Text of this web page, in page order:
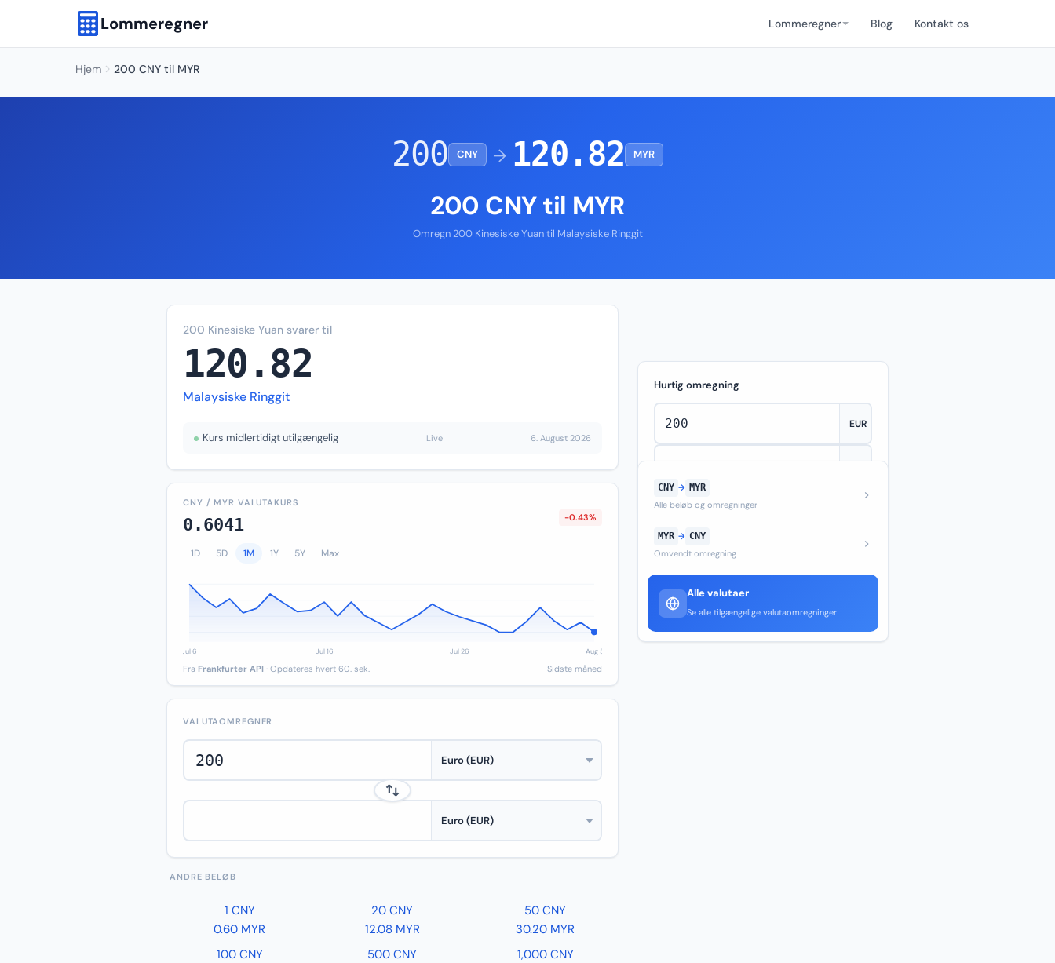
Lommeregner Lommeregner Blog Kontakt os
Hjem 200 CNY til MYR
200 CNY → 120.82 MYR
200 CNY til MYR
Omregn 200 Kinesiske Yuan til Malaysiske Ringgit
200 Kinesiske Yuan svarer til
120.82
Malaysiske Ringgit
Kurs midlertidigt utilgængelig Live 6. August 2026
CNY / MYR VALUTAKURS
0.6041 -0.43%
1D 5D 1M 1Y 5Y Max
Fra Frankfurter API · Opdateres hvert 60. sek. Sidste måned
VALUTAOMREGNER
ANDRE BELØB
1 CNY
0.60 MYR
20 CNY
12.08 MYR
50 CNY
30.20 MYR
100 CNY
500 CNY
1,000 CNY
Hurtig omregning
CNY → MYR
Alle beløb og omregninger
MYR → CNY
Omvendt omregning
Alle valutaer
Se alle tilgængelige valutaomregninger